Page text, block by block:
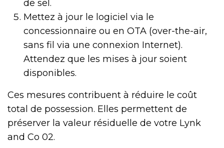
de sel.
Mettez à jour le logiciel via le
concessionnaire ou en OTA (over-the-air,
sans fil via une connexion Internet).
Attendez que les mises à jour soient
disponibles.
Ces mesures contribuent à réduire le coût
total de possession. Elles permettent de
préserver la valeur résiduelle de votre Lynk
and Co 02.